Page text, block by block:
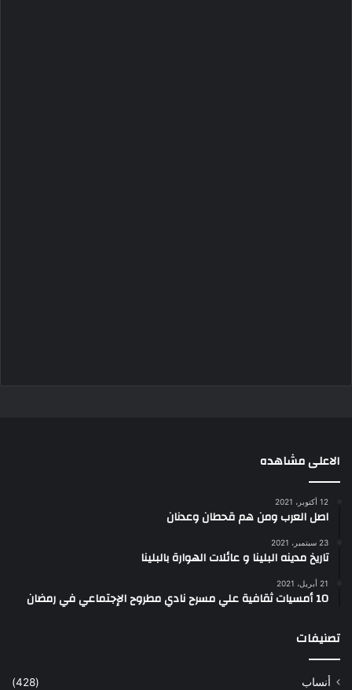
الاعلى مشاهده
12 أكتوبر، 2021
اصل العرب ومن هم قحطان وعدنان
23 سبتمبر، 2021
تاريخ مدينه البلينا و عائلات الهوارة بالبلينا
21 أبريل، 2021
10 أمسيات ثقافية علي مسرح نادي مطروح الإجتماعي في رمضان
تصنيفات
أنساب
(428)